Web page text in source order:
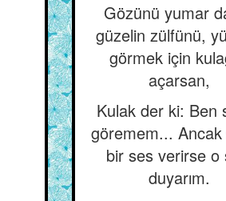
Gözünü yumar
güzelin zülfünü,
görmek için
açarsan,
Kulak der ki: Ben
göremem...
bir ses verirse o
duyarım.